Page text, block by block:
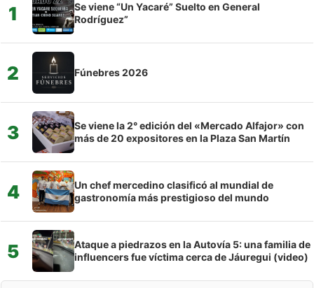
1
Se viene “Un Yacaré” Suelto en General
Rodríguez”
2 Fúnebres 2026
3
Se viene la 2° edición del «Mercado Alfajor» con
más de 20 expositores en la Plaza San Martín
4
Un chef mercedino clasificó al mundial de
gastronomía más prestigioso del mundo
5
Ataque a piedrazos en la Autovía 5: una familia de
influencers fue víctima cerca de Jáuregui (video)